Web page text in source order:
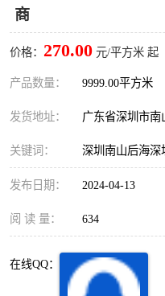
商
价格： 270.00 元/平方米 起
产品数量： 9999.00平方米
发货地址： 广东省深圳市南
关键词： 深圳南山后海深
发布日期： 2024-04-13
阅 读 量： 634
在线QQ：
南山后海
车公庙
南头
深圳超级总部基地